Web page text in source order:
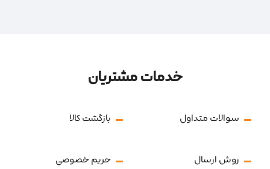
خدمات مشتریان
سوالات متداول بازگشت کالا
روش ارسال حریم خصوصی